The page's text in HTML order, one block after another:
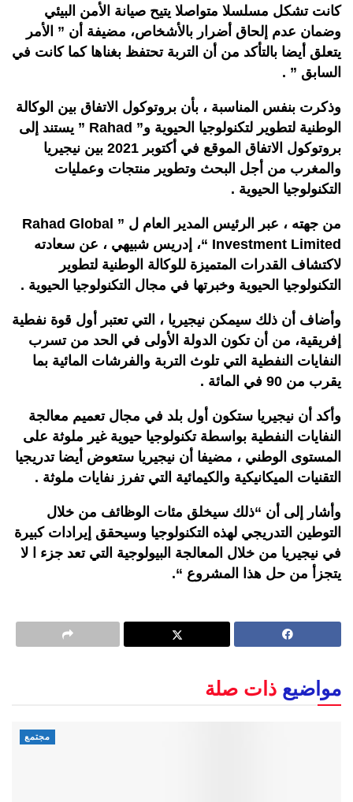
كانت تشكل مسلسلا متواصلا يتيح صيانة الأمن البيئي
وضمان عدم إلحاق أضرار بالأشخاص، مضيفة أن ” الأمر
يتعلق أيضا بالتأكد من أن التربة تحتفظ بغناها كما كانت في
السابق ” .
وذكرت بنفس المناسبة ، بأن بروتوكول الاتفاق بين الوكالة
الوطنية لتطوير لتكنولوجيا الحيوية و” Rahad ” يستند إلى
بروتوكول الاتفاق الموقع في أكتوبر 2021 بين نيجيريا
والمغرب من أجل البحث وتطوير منتجات وعمليات
التكنولوجيا الحيوية .
من جهته ، عبر الرئيس المدير العام ل ” Rahad Global
Investment Limited “، إدريس شبيهي ، عن سعادته
لاكتشاف القدرات المتميزة للوكالة الوطنية لتطوير
التكنولوجيا الحيوية وخبرتها في مجال التكنولوجيا الحيوية .
وأضاف أن ذلك سيمكن نيجيريا ، التي تعتبر أول قوة نفطية
إفريقية، من أن تكون الدولة الأولى في الحد من تسرب
النفايات النفطية التي تلوث التربة والفرشات المائية بما
يقرب من 90 في المائة .
وأكد أن نيجيريا ستكون أول بلد في مجال تعميم معالجة
النفايات النفطية بواسطة تكنولوجيا حيوية غير ملوثة على
المستوى الوطني ، مضيفا أن نيجيريا ستعوض أيضا تدريجيا
التقنيات الميكانيكية والكيمائية التي تفرز نفايات ملوثة .
وأشار إلى أن “ذلك سيخلق مئات الوظائف من خلال
التوطين التدريجي لهذه التكنولوجيا وسيحقق إيرادات كبيرة
في نيجيريا من خلال المعالجة البيولوجية التي تعد جزء ا لا
يتجزأ من حل هذا المشروع “.
مواضيع ذات صلة
مجتمع